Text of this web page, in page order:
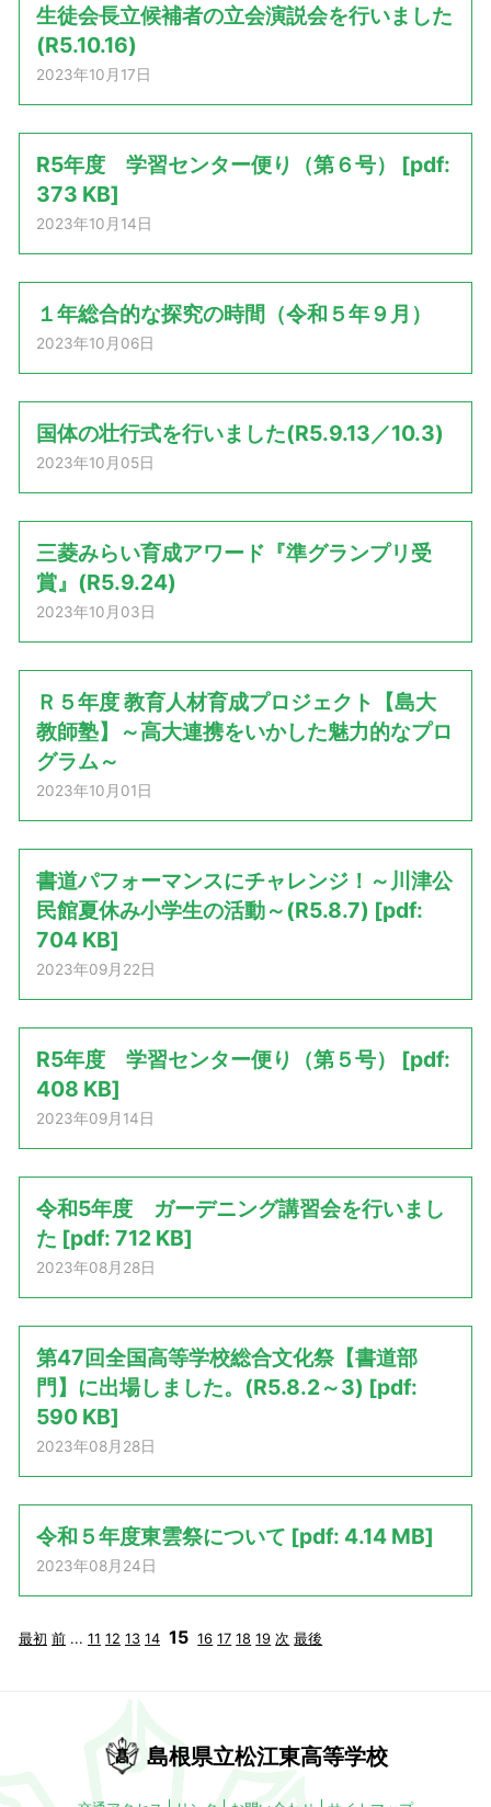
生徒会長立候補者の立会演説会を行いました
(R5.10.16)
2023年10月17日
R5年度 学習センター便り（第６号） [pdf:
373 KB]
2023年10月14日
１年総合的な探究の時間（令和５年９月）
2023年10月06日
国体の壮行式を行いました(R5.9.13／10.3)
2023年10月05日
三菱みらい育成アワード『準グランプリ受
賞』(R5.9.24)
2023年10月03日
Ｒ５年度 教育人材育成プロジェクト【島大
教師塾】～高大連携をいかした魅力的なプロ
グラム～
2023年10月01日
書道パフォーマンスにチャレンジ！～川津公
民館夏休み小学生の活動～(R5.8.7) [pdf:
704 KB]
2023年09月22日
R5年度 学習センター便り（第５号） [pdf:
408 KB]
2023年09月14日
令和5年度 ガーデニング講習会を行いまし
た [pdf: 712 KB]
2023年08月28日
第47回全国高等学校総合文化祭【書道部
門】に出場しました。(R5.8.2～3) [pdf:
590 KB]
2023年08月28日
令和５年度東雲祭について [pdf: 4.14 MB]
2023年08月24日
最初 前 ... 11 12 13 14 15 16 17 18 19 次 最後
島根県立松江東高等学校